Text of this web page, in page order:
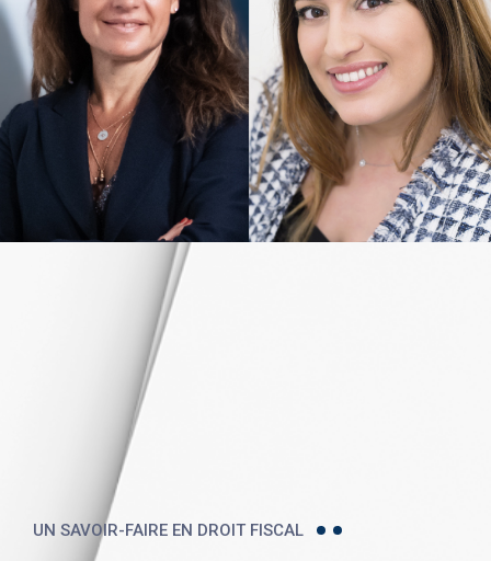
UN SAVOIR-FAIRE EN DROIT FISCAL